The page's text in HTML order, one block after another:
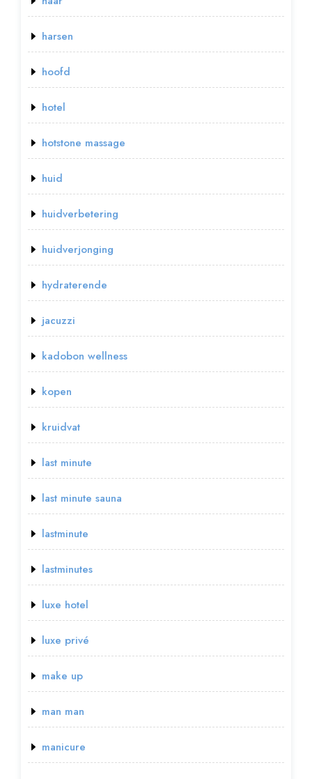
harsen
hoofd
hotel
hotstone massage
huid
huidverbetering
huidverjonging
hydraterende
jacuzzi
kadobon wellness
kopen
kruidvat
last minute
last minute sauna
lastminute
lastminutes
luxe hotel
luxe privé
make up
man man
manicure